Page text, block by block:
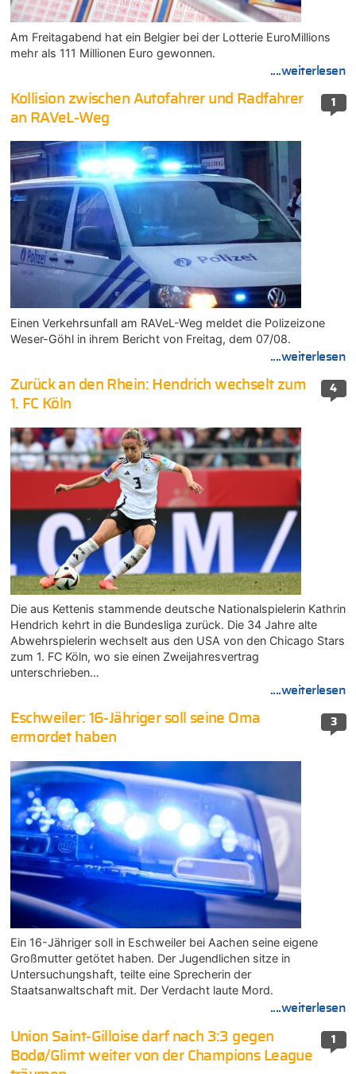
Am Freitagabend hat ein Belgier bei der Lotterie EuroMillions
mehr als 111 Millionen Euro gewonnen.
....weiterlesen
1
Kollision zwischen Autofahrer und Radfahrer
an RAVeL-Weg
Einen Verkehrsunfall am RAVeL-Weg meldet die Polizeizone
Weser-Göhl in ihrem Bericht von Freitag, dem 07/08.
....weiterlesen
4
Zurück an den Rhein: Hendrich wechselt zum
1. FC Köln
Die aus Kettenis stammende deutsche Nationalspielerin Kathrin
Hendrich kehrt in die Bundesliga zurück. Die 34 Jahre alte
Abwehrspielerin wechselt aus den USA von den Chicago Stars
zum 1. FC Köln, wo sie einen Zweijahresvertrag
unterschrieben…
....weiterlesen
3
Eschweiler: 16-Jähriger soll seine Oma
ermordet haben
Ein 16-Jähriger soll in Eschweiler bei Aachen seine eigene
Großmutter getötet haben. Der Jugendlichen sitze in
Untersuchungshaft, teilte eine Sprecherin der
Staatsanwaltschaft mit. Der Verdacht laute Mord.
....weiterlesen
1
Union Saint-Gilloise darf nach 3:3 gegen
Bodø/Glimt weiter von der Champions League